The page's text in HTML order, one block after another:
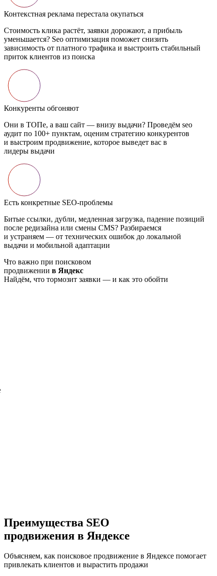
Контекстная реклама перестала окупаться
Стоимость клика растёт, заявки дорожают, а прибыль
уменьшается? Seo оптимизация поможет снизить
зависимость от платного трафика и выстроить стабильный
приток клиентов из поиска
Конкуренты обгоняют
Они в ТОПе, а ваш сайт — внизу выдачи? Проведём seo
аудит по 100+ пунктам, оценим стратегию конкурентов
и выстроим продвижение, которое выведет вас в
лидеры выдачи
Есть конкретные SEO-проблемы
Битые ссылки, дубли, медленная загрузка, падение позиций
после редизайна или смены CMS? Разбираемся
и устраняем — от технических ошибок до локальной
выдачи и мобильной адаптации
Что важно при поисковом
продвижении в Яндекс
Найдём, что тормозит заявки — и как это обойти
Преимущества SEO
продвижения в Яндексе
Объясняем, как поисковое продвижение в Яндексе помогает
привлекать клиентов и вырастить продажи